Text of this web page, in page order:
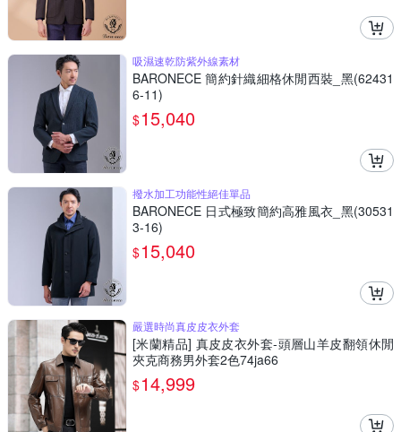
吸濕速乾防紫外線素材
BARONECE 簡約針織細格休閒西裝_黑(62431
6-11)
$15,040
撥水加工功能性絕佳單品
BARONECE 日式極致簡約高雅風衣_黑(30531
3-16)
$15,040
嚴選時尚真皮皮衣外套
[米蘭精品] 真皮皮衣外套-頭層山羊皮翻領休閒
夾克商務男外套2色74ja66
$14,999